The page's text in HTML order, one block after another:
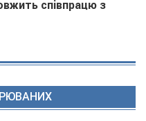
співпрацю з